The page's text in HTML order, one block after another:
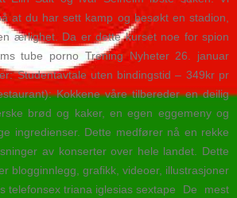
at du har sett kamp og besøkt en stadion,
ærlighet. Da er dette kurset noe for spion
tube porno Trening Nyheter 26. januar
Studentavtale uten bindingstid – 349kr pr
Kokkene våre tilbereder en deilig
brød og kaker, en egen eggemeny og
ingredienser. Dette medfører nå en rekke
av konserter over hele landet. Dette
blogginnlegg, grafikk, videoer, illustrasjoner
De mest